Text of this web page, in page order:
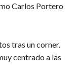
Carlos Portero
tras un corner.
centrado a las